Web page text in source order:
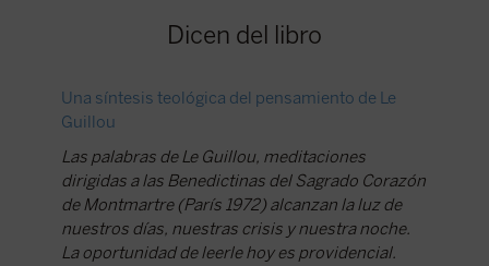
Dicen del libro
Una síntesis teológica del pensamiento de Le
Guillou
Las palabras de Le Guillou, meditaciones
dirigidas a las Benedictinas del Sagrado Corazón
de Montmartre (París 1972) alcanzan la luz de
nuestros días, nuestras crisis y nuestra noche.
La oportunidad de leerle hoy es providencial.